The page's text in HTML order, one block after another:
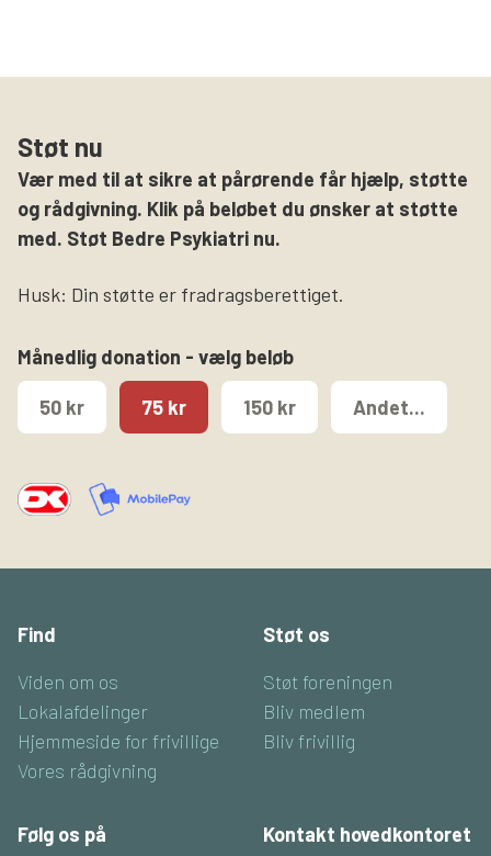
Støt nu
Vær med til at sikre at pårørende får hjælp, støtte
og rådgivning. Klik på beløbet du ønsker at støtte
med. Støt Bedre Psykiatri nu.
Husk: Din støtte er fradragsberettiget.
Månedlig donation - vælg beløb
50 kr 75 kr 150 kr Andet...
Find
Viden om os
Lokalafdelinger
Hjemmeside for frivillige
Vores rådgivning
Støt os
Støt foreningen
Bliv medlem
Bliv frivillig
Følg os på Kontakt hovedkontoret